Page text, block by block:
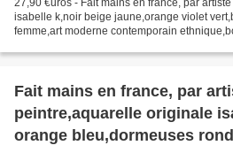
isabelle k,noir beige jaune,orange violet
femme,art moderne contemporain
Fait mains en france, par
peintre,aquarelle originale
orange bleu,dormeuses